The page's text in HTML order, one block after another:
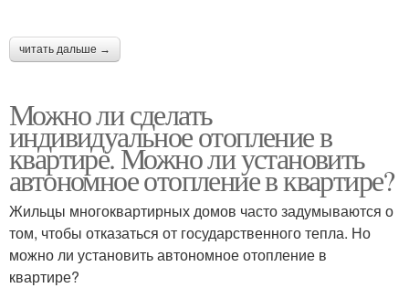
читать дальше →
Можно ли сделать
индивидуальное отопление в
квартире. Можно ли установить
автономное отопление в квартире?
Жильцы многоквартирных домов часто задумываются о
том, чтобы отказаться от государственного тепла. Но
можно ли установить автономное отопление в
квартире?